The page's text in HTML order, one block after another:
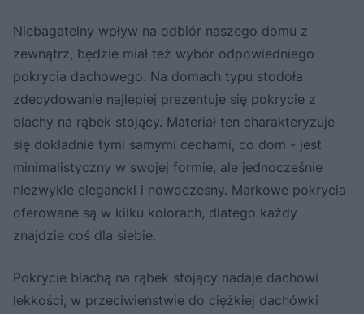
Niebagatelny wpływ na odbiór naszego domu z
zewnątrz, będzie miał też wybór odpowiedniego
pokrycia dachowego. Na domach typu stodoła
zdecydowanie najlepiej prezentuje się pokrycie z
blachy na rąbek stojący. Materiał ten charakteryzuje
się dokładnie tymi samymi cechami, co dom - jest
minimalistyczny w swojej formie, ale jednocześnie
niezwykle elegancki i nowoczesny. Markowe pokrycia
oferowane są w kilku kolorach, dlatego każdy
znajdzie coś dla siebie.
Pokrycie blachą na rąbek stojący nadaje dachowi
lekkości, w przeciwieństwie do ciężkiej dachówki